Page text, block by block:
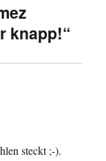
knapp!“
steckt ;-).